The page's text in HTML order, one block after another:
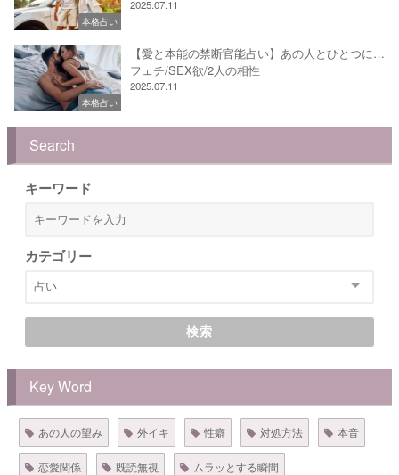
本格占い
2025.07.11
本格占い
【愛と本能の禁断官能占い】あの人とひとつに…
フェチ/SEX欲/2人の相性
2025.07.11
Search
キーワード
カテゴリー
検索
Key Word
あの人の望み 外イキ 性癖 対処方法 本音
恋愛関係 既読無視 ムラッとする瞬間